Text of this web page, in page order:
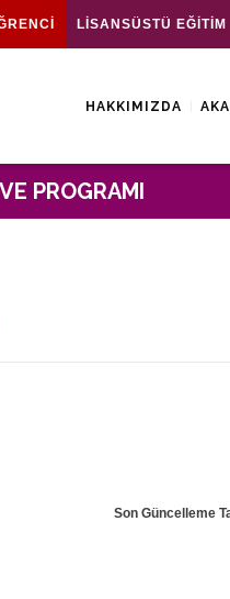
LİSANSÜSTÜ EĞİTİM
HAKKIMIZDA
PROGRAMI
Son Güncelleme